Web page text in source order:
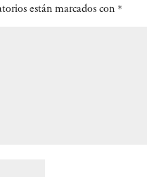
están marcados con *